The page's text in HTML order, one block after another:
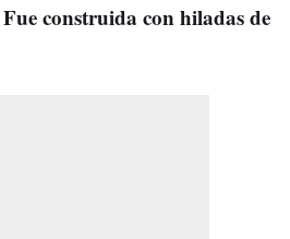
Fue construida con hiladas de